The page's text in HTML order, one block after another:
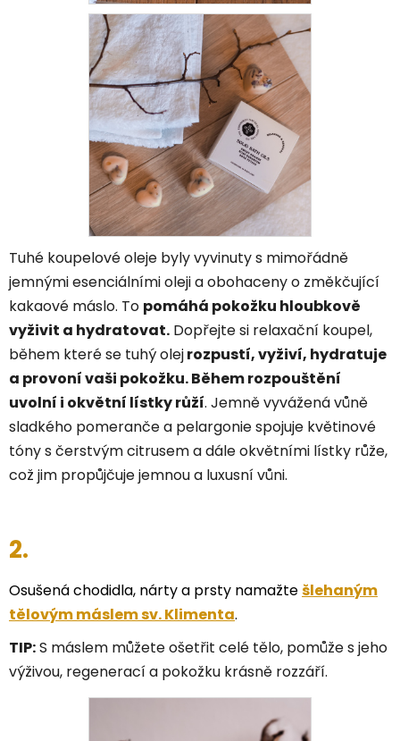
Tuhé koupelové oleje byly vyvinuty s mimořádně
jemnými esenciálními oleji a obohaceny o změkčující
kakaové máslo. To pomáhá pokožku hloubkově
vyživit a hydratovat. Dopřejte si relaxační koupel,
během které se tuhý olejrozpustí, vyživí, hydratuje
a provoní vaši pokožku. Během rozpouštění
uvolní i okvětní lístky růží. Jemně vyvážená vůně
sladkého pomeranče a pelargonie spojuje květinové
tóny s čerstvým citrusem a dále okvětními lístky růže,
což jim propůjčuje jemnou a luxusní vůni.
2.
Osušená chodidla, nárty a prsty namažtešlehaným
tělovým máslem sv. Klimenta.
TIP:S máslem můžete ošetřit celé tělo, pomůže s jeho
výživou, regenerací a pokožku krásně rozzáří.